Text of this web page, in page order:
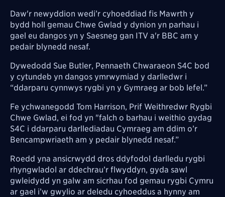
Daw'r newyddion wedi’r cyhoeddiad fis Mawrth y
bydd holl gemau Chwe Gwlad y dynion yn parhau i
gael eu dangos yn y Saesneg gan ITV a'r BBC am y
pedair blynedd nesaf.
Dywedodd Sue Butler, Pennaeth Chwaraeon S4C bod
y cytundeb yn dangos ymrwymiad y darlledwr i
“ddarparu cynnwys rygbi yn y Gymraeg ar bob lefel.”
Fe ychwanegodd Tom Harrison, Prif Weithredwr Rygbi
Chwe Gwlad, ei fod yn "falch o barhau i weithio gydag
S4C i ddarparu darllediadau Cymraeg am ddim o’r
Bencampwriaeth am y pedair blynedd nesaf.”
Roedd yna ansicrwydd dros ddyfodol darlledu rygbi
rhyngwladol ar ddechrau’r flwyddyn, gyda sawl
gwleidydd yn galw am sicrhau fod gemau rygbi Cymru
ar gael i’w gwylio ar deledu cyhoeddus a hynny am